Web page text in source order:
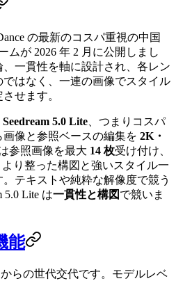
の最新のコスパ重視の中国
ムが 2026 年 2 月に公開しまし
一貫性を軸に設計され、各レン
はなく、一連の画像でスタイル
せます。
Seedream 5.0 Lite 、つまりコスパ
像と参照ベースの編集を 2K・
参照画像を最大 14 枚受け付け、
より整った構図と強いスタイル一
テキストや純粋な解像度で競う
5.0 Lite は一貫性と構図 で競いま
能
からの世代交代です。モデルレベ